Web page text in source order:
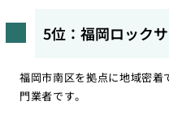
5位：福岡ロック
福岡市南区を拠点に地域密
門業者です。